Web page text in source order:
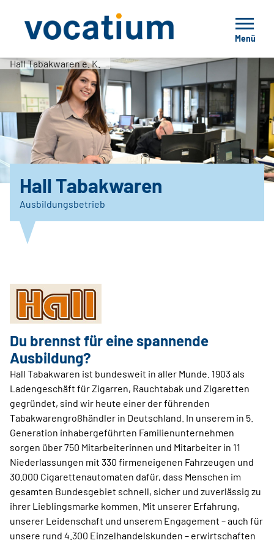
Menü
Hall Tabakwaren e. K.
Hall Tabakwaren
Ausbildungsbetrieb
Du brennst für eine spannende
Ausbildung?
Hall Tabakwaren ist bundesweit in aller Munde. 1903 als
Ladengeschäft für Zigarren, Rauchtabak und Zigaretten
gegründet, sind wir heute einer der führenden
Tabakwarengroßhändler in Deutschland. In unserem in 5.
Generation inhabergeführten Familienunternehmen
sorgen über 750 Mitarbeiterinnen und Mitarbeiter in 11
Niederlassungen mit 330 firmeneigenen Fahrzeugen und
30.000 Cigarettenautomaten dafür, dass Menschen im
gesamten Bundesgebiet schnell, sicher und zuverlässig zu
ihrer Lieblingsmarke kommen. Mit unserer Erfahrung,
unserer Leidenschaft und unserem Engagement – auch für
unsere rund 4.300 Einzelhandelskunden – erwirtschaften